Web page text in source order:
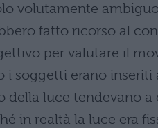
volutamente
fatto ricorso al
per valutare il
soggetti erano inseriti
luce tendevano a
in realtà la luce era